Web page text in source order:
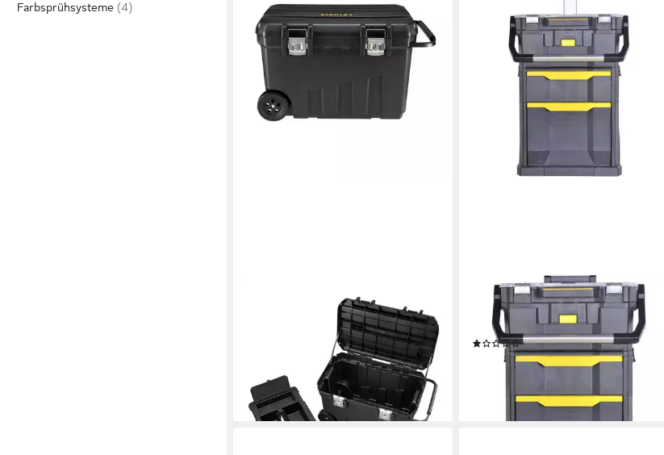
Farbsprühsysteme
Werkzeugkoffer Montagebox fahrbar
B770xT490xH480mm Ku.V fahrbar
B770xT490xH480 mm
UVP133,34 €
-28%
lieferbar - in 2-3 Werktagen bei dir
STANLEY
Werkzeugkoffer Stanley Rollende
Werkstatt 2-IN-1, Trolley
(1)
ab 109,99 €